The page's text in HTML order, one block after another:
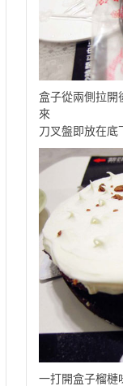
盒子從兩側拉開
來
刀叉盤即放在底
一打開盒子榴槤